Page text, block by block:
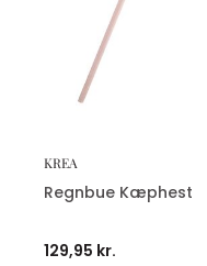
KREA
Regnbue Kæphest
129,95 kr.